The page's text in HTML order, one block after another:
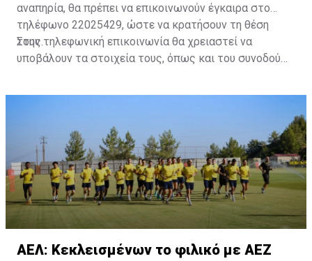
αναπηρία, θα πρέπει να επικοινωνούν έγκαιρα στο
τηλέφωνο 22025429, ώστε να κρατήσουν τη θέση
τους.
Στην τηλεφωνική επικοινωνία θα χρειαστεί να
υποβάλουν τα στοιχεία τους, όπως και του συνοδού
ΑΕΛ: Κεκλεισμένων το φιλικό με ΑΕΖ